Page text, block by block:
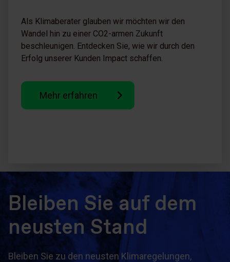
Als Klimaberater glauben wir möchten wir den
Wandel hin zu einer CO2-armen Zukunft
beschleunigen. Entdecken Sie, wie wir durch den
Erfolg unserer Kunden Impact schaffen.
Mehr erfahren
Bleiben Sie auf dem
neusten Stand
Bleiben Sie zu den neusten Klimaregelungen,